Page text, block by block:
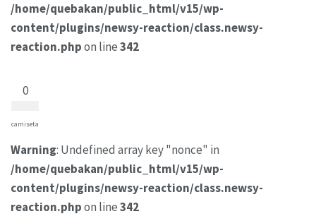
/home/quebakan/public_html/v15/wp-
content/plugins/newsy-reaction/class.newsy-
reaction.phpon line342
0
camiseta
Warning: Undefined array key "nonce" in
/home/quebakan/public_html/v15/wp-
content/plugins/newsy-reaction/class.newsy-
reaction.phpon line342